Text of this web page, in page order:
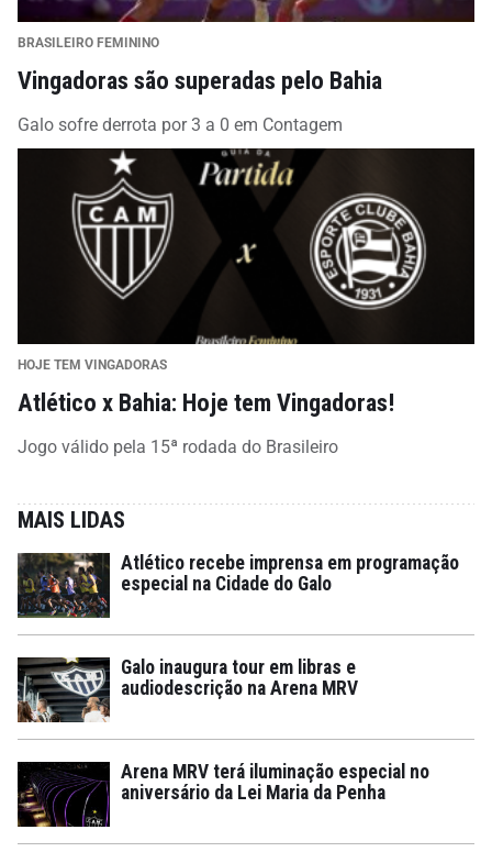
BRASILEIRO FEMININO
Vingadoras são superadas pelo Bahia
Galo sofre derrota por 3 a 0 em Contagem
HOJE TEM VINGADORAS
Atlético x Bahia: Hoje tem Vingadoras!
Jogo válido pela 15ª rodada do Brasileiro
MAIS LIDAS
Atlético recebe imprensa em programação
especial na Cidade do Galo
Galo inaugura tour em libras e
audiodescrição na Arena MRV
Arena MRV terá iluminação especial no
aniversário da Lei Maria da Penha